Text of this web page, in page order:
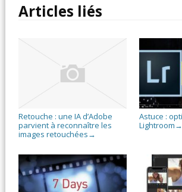
Articles liés
Retouche : une IA d’Adobe
parvient à reconnaître les
images retouchées →
Astuce :
Lightroom →